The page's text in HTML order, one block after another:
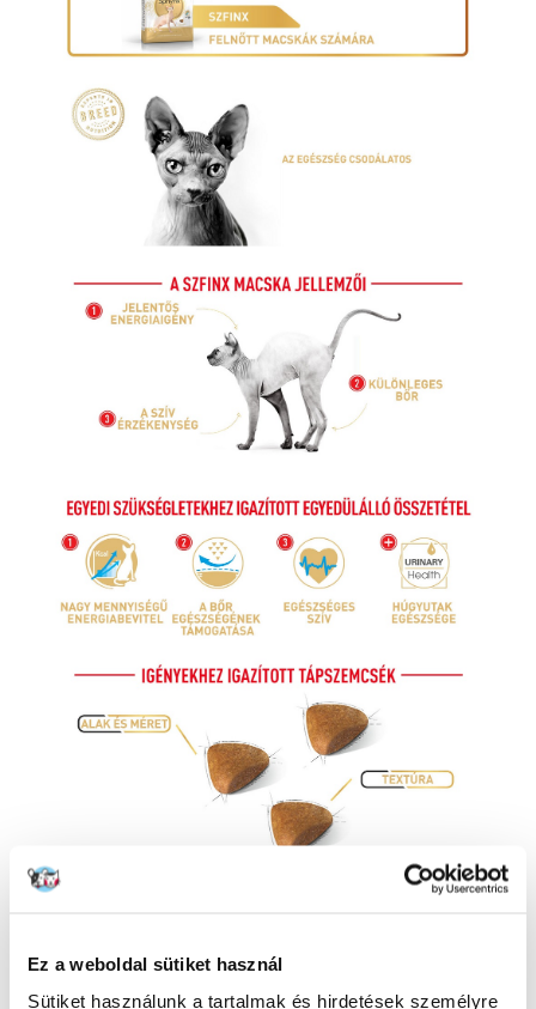
Ez a weboldal sütiket használ
Sütiket használunk a tartalmak és hirdetések személyre